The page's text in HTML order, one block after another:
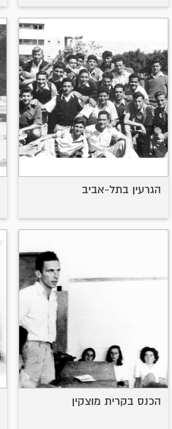
הגרעין בתל-אביב
הכנס בקרית מוצקין